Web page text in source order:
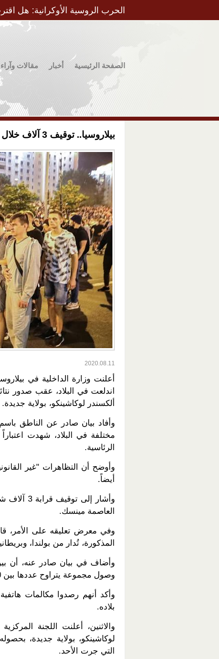
الحرب الروسية الأوكرانية: هل
الصفحة الرئيسية أخبار مقالات وآراء
بيلاروسيا.. توقيف 3 آلاف خلال مظاهرات ضد نتائج الانتخابات الرئاسية
2020.08.11
اندلعت في البلاد، عقب صدور
ألكسندر لوكاشينكو، بولاية جديدة.
مختلفة في البلاد، شهدت
الرئاسية.
وأوضح أن التظاهرات "غير
أيضاً.
وأشار
العاصمة مينسك.
وفي معرض تعليقه على الأمر،
المذكورة، تُدار من بولندا،
وأضاف في بيان صادر عنه، أن
وصول مجموعة يتراوح عددها بين 200 -300 شخصا، إلى جنوبي البلاد.
وأكد أنهم رصدوا مكالمات
بلاده.
والاثنين، أعلنت اللجنة
التي جرت الأحد.